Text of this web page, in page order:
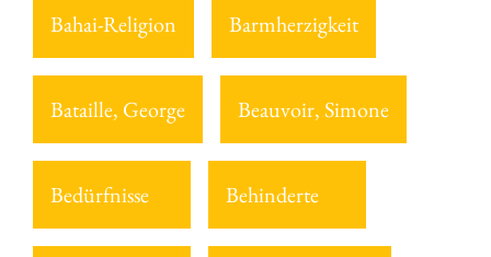
Bahai-Religion Barmherzigkeit
Bataille, George Beauvoir, Simone
Bedürfnisse Behinderte